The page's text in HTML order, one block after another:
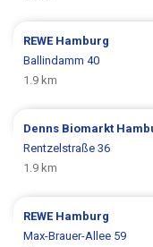
REWE Hamburg
Ballindamm 40
1.9 km
Denns Biomarkt
Rentzelstraße 36
1.9 km
REWE Hamburg
Max-Brauer-Allee 59